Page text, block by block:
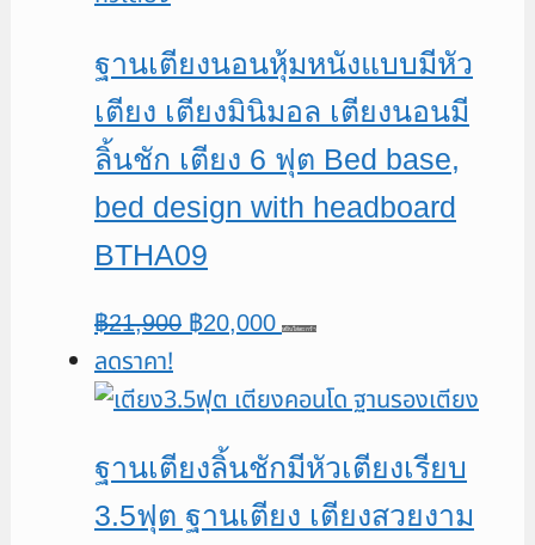
ฐานเตียงนอนหุ้มหนังแบบมีหัว
เตียง เตียงมินิมอล เตียงนอนมี
ลิ้นชัก เตียง 6 ฟุต Bed base,
bed design with headboard
BTHA09
฿21,900 Original
was:
฿20,000Current
is:
หยิบใส่ตะกร้า
ลดราคา!
ฐานเตียงลิ้นชักมีหัวเตียงเรียบ
3.5ฟุต ฐานเตียง เตียงสวยงาม